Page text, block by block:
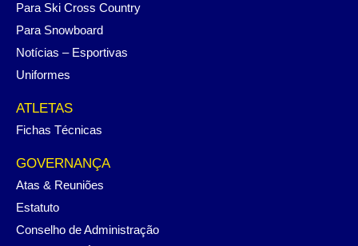
Para Ski Cross Country
Para Snowboard
Notícias – Esportivas
Uniformes
ATLETAS
Fichas Técnicas
GOVERNANÇA
Atas & Reuniões
Estatuto
Conselho de Administração